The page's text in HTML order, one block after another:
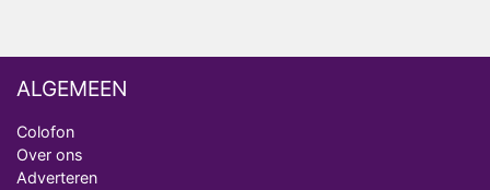
ALGEMEEN
Colofon
Over ons
Adverteren